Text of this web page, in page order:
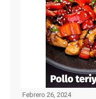
Febrero 26, 2024